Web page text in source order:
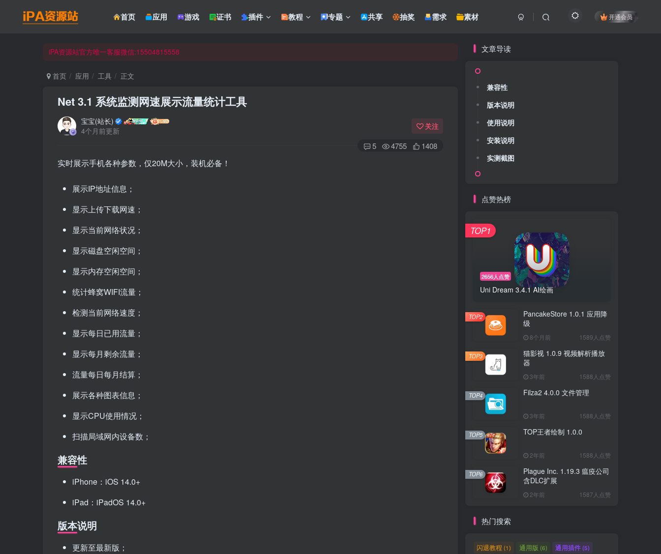
首页 应用 游戏 证书 插件 教程 专题 共享 抽奖 需求 素材 开通会员
iPA资源站官方唯一客服微信:15504815558
iPA资源站官方唯一客服微信:15504815558
首页 应用 工具 正文
Net 3.1 系统监测网速展示流量统计工具
宝宝(站长)
4个月前更新
关注
5 4755 1408
实时展示手机各种参数，仅20M大小，装机必备！
展示IP地址信息；
显示上传下载网速；
显示当前网络状况；
显示磁盘空闲空间；
显示内存空闲空间；
统计蜂窝WIFI流量；
检测当前网络速度；
显示每日已用流量；
显示每月剩余流量；
流量每日每月结算；
展示各种图表信息；
显示CPU使用情况；
扫描局域网内设备数；
兼容性
iPhone：iOS 14.0+
iPad：iPadOS 14.0+
版本说明
更新至最新版；
文章导读
兼容性
版本说明
使用说明
安装说明
实测截图
点赞热榜
2656人点赞
Uni Dream 3.4.1 AI绘画
TOP1
PancakeStore 1.0.1 应用降
级
8个月前 1589人点赞
TOP2
猫影视 1.0.9 视频解析播放
器
3年前 1588人点赞
TOP3
Filza2 4.0.0 文件管理
3年前 1588人点赞
TOP4
TOP王者绘制 1.0.0
2年前 1588人点赞
TOP5
Plague Inc. 1.19.3 瘟疫公司
含DLC扩展
2年前 1587人点赞
TOP6
热门搜索
闪退教程 (1) 通用版 (6) 通用插件(5)